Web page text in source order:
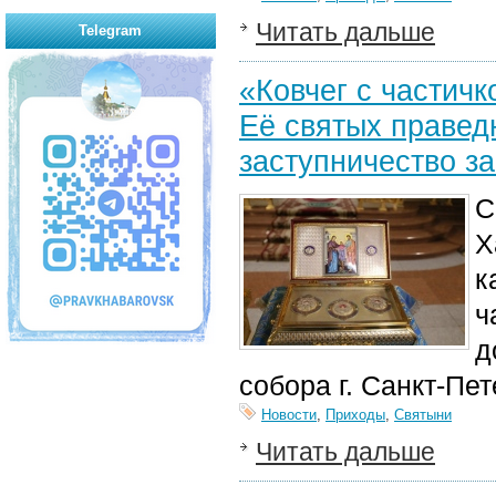
Читать дальше
«Ковчег с
Её святых
заступничество
собора г. Санкт-
Новости, Приходы, Святыни
Читать дальше
Telegram